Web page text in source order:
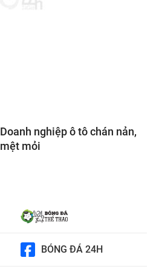
Doanh nghiệp ô tô chán nản,
mệt mỏi
BÓNG ĐÁ 24H